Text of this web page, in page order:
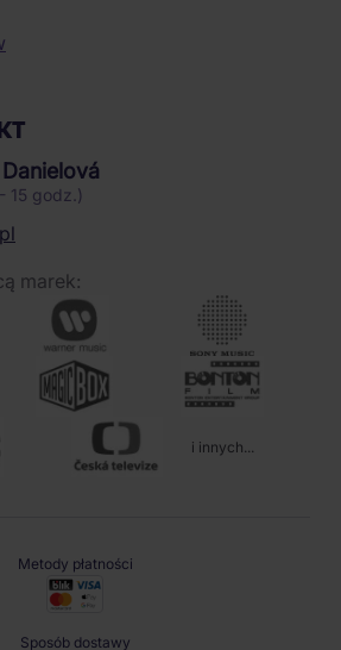
15 godz.)
marek:
i innych...
Metody płatności
Sposób dostawy